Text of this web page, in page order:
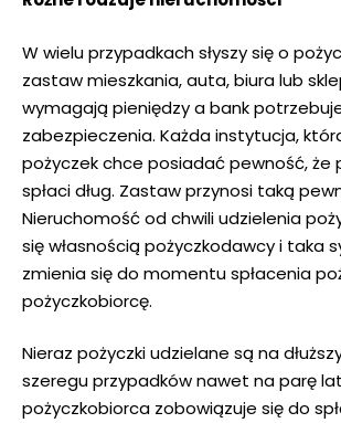
W wielu przypadkach słyszy się o
zastaw mieszkania, auta, biura lub
wymagają pieniędzy a bank
zabezpieczenia. Każda instytucja,
pożyczek chce posiadać pewność, że
spłaci dług. Zastaw przynosi taką
Nieruchomość od chwili udzielenia
się własnością pożyczkodawcy i taka
zmienia się do momentu spłacenia
pożyczkobiorcę.
Nieraz pożyczki udzielane są na
szeregu przypadków nawet na parę
pożyczkobiorca zobowiązuje się do